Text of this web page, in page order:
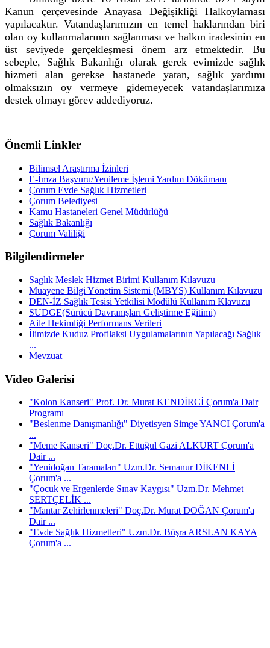
Kanun çerçevesinde Anayasa Değişikliği Halkoylaması
yapılacaktır. Vatandaşlarımızın en temel haklarından biri
olan oy kullanmalarının sağlanması ve halkın iradesinin en
üst seviyede gerçekleşmesi önem arz etmektedir. Bu
sebeple, Sağlık Bakanlığı olarak gerek evimizde sağlık
hizmeti alan gerekse hastanede yatan, sağlık yardımı
olmaksızın oy vermeye gidemeyecek vatandaşlarımıza
destek olmayı görev addediyoruz.
Önemli Linkler
Bilimsel Araştırma İzinleri
E-İmza Başvuru/Yenileme İşlemi Yardım Dökümanı
Çorum Evde Sağlık Hizmetleri
Çorum Belediyesi
Kamu Hastaneleri Genel Müdürlüğü
Sağlık Bakanlığı
Çorum Valiliği
Bilgilendirmeler
Saglık Meslek Hizmet Birimi Kullanım Kılavuzu
Muayene Bilgi Yönetim Sistemi (MBYS) Kullanım Kılavuzu
DEN-İZ Sağlık Tesisi Yetkilisi Modülü Kullanım Klavuzu
SUDGE(Sürücü Davranışları Geliştirme Eğitimi)
Aile Hekimliği Performans Verileri
İlimizde Kuduz Profilaksi Uygulamalarının Yapılacağı Sağlık
...
Mevzuat
Video Galerisi
"Kolon Kanseri" Prof. Dr. Murat KENDİRCİ Çorum'a Dair
Programı
"Beslenme Danışmanlığı" Diyetisyen Simge YANCI Çorum'a
...
"Meme Kanseri" Doç.Dr. Ettuğul Gazi ALKURT Çorum'a
Dair ...
"Yenidoğan Taramaları" Uzm.Dr. Semanur DİKENLİ
Çorum'a ...
"Çocuk ve Ergenlerde Sınav Kaygısı" Uzm.Dr. Mehmet
SERTÇELİK ...
"Mantar Zehirlenmeleri" Doç.Dr. Murat DOĞAN Çorum'a
Dair ...
"Evde Sağlık Hizmetleri" Uzm.Dr. Büşra ARSLAN KAYA
Çorum'a ...